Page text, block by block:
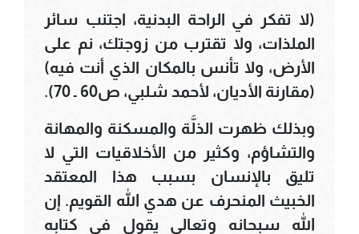
(لا تفكر في الراحة البدنية، اجتنب سائر
الملذات، ولا تقترب من زوجتك، نم على
الأرض، ولا تأنس بالمكان الذي أنت فيه)
(مقارنة الأديان، لأحمد شلبي، ص60 ـ 70).
وبذلك ظهرت الذلَّة والمسكنة والمهانة
والتشاؤم، وكثير من الأخلاقيات التي لا
تليق بالإنسان بسبب هذا المعتقد
الخبيث المنحرف عن هدي الله القويم. إن
الله سبحانه وتعالى يقول في كتابه